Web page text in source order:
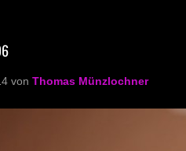
von Thomas Münzlochner